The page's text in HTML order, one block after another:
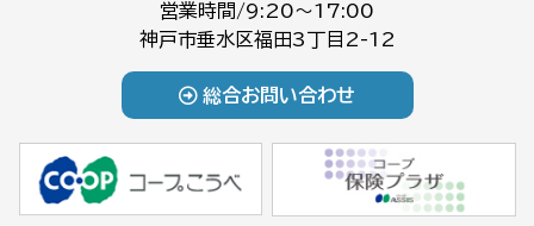
営業時間/9:20～17:00
神戸市垂水区福田3丁目2-12
総合お問い合わせ